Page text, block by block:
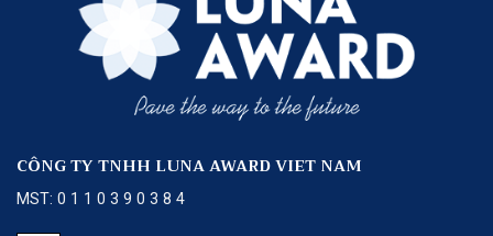
CÔNG TY TNHH LUNA AWARD VIET NAM
MST: 0 1 1 0 3 9 0 3 8 4